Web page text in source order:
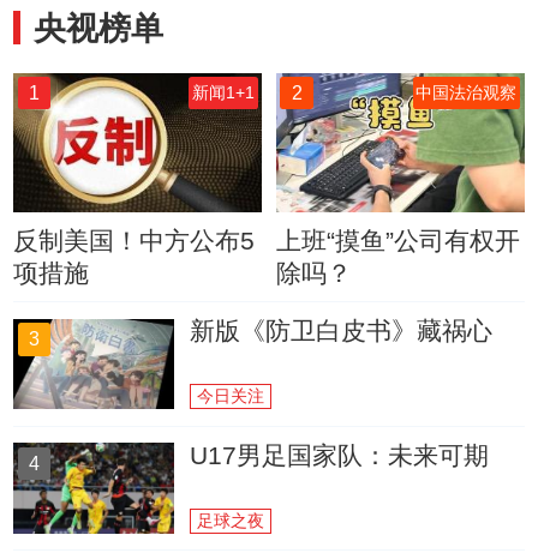
央视榜单
1 新闻1+1
反制美国！中方公布5
项措施
2 中国法治观察
上班“摸鱼”公司有权开
除吗？
3 新版《防卫白皮书》藏祸心
今日关注
4 U17男足国家队：未来可期
足球之夜